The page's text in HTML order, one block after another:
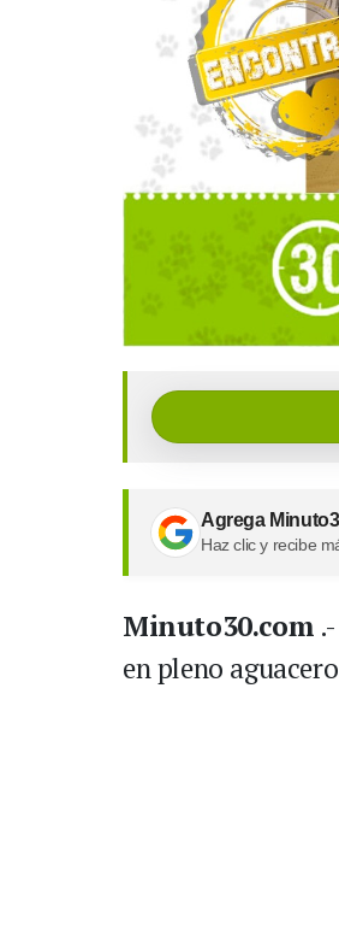
Agrega
Haz clic y recibe
Minuto30.com
en pleno